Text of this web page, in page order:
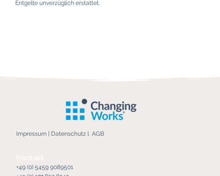
Entgelte unverzüglich erstattet.
+49 (0) 5459 9089501
Impressum| Datenschutzl AGB